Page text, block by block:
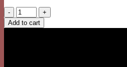
Maske
Halloween
quantity
Add to cart